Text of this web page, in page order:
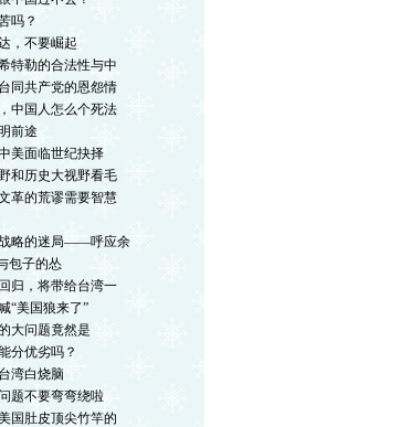
吗？
，不要崛起
特勒的合法性与中
同共产党的恩怨情
中国人怎么个死法
前途
美面临世纪抉择
和历史大视野看毛
革的荒谬需要智慧
战略的迷局——呼应余
包子的怂
归，将带给台湾一
“美国狼来了”
大问题竟然是
分优劣吗？
湾白烧脑
题不要弯弯绕啦
国肚皮顶尖竹竿的